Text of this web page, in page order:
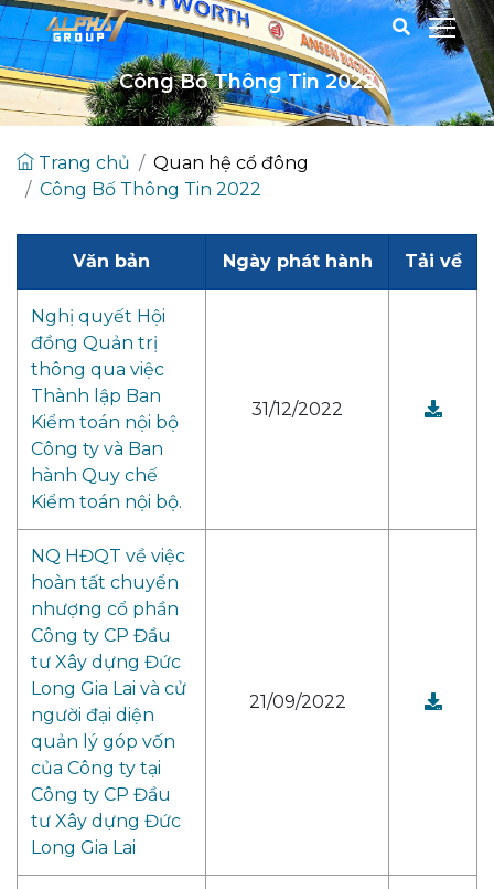
Công Bố Thông Tin 2022
Trang chủ
Quan hệ cổ đông
Công Bố Thông Tin 2022
Văn bản Ngày phát hành Tải về
Nghị quyết Hội
đồng Quản trị
thông qua việc
Thành lập Ban
Kiểm toán nội bộ
Công ty và Ban
hành Quy chế
Kiểm toán nội bộ.
31/12/2022
NQ HĐQT về việc
hoàn tất chuyển
nhượng cổ phần
Công ty CP Đầu
tư Xây dựng Đức
Long Gia Lai và cử
người đại diện
quản lý góp vốn
của Công ty tại
Công ty CP Đầu
tư Xây dựng Đức
Long Gia Lai
21/09/2022